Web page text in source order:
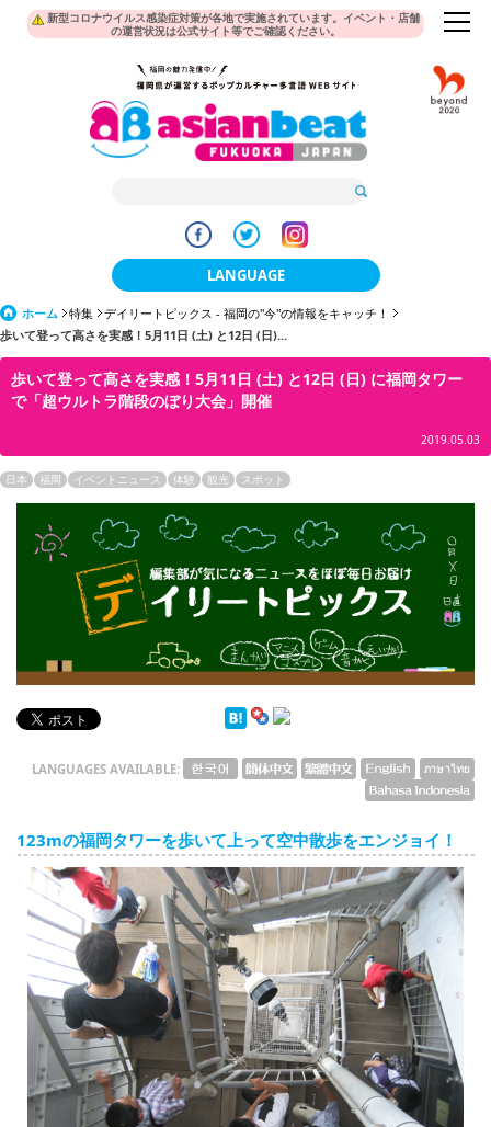
新型コロナウイルス感染症対策が各地で実施されています。イベント・店舗
の運営状況は公式サイト等でご確認ください。
LANGUAGE
日本語
한국어
簡体中文
English
ภาษาไทย
tiéng Viêt
ホーム 特集
デイリートピックス - 福岡の"今"の情報をキャッチ！
歩いて登って高さを実感！5月11日 (土) と12日 (日)...
歩いて登って高さを実感！5月11日 (土) と12日 (日) に福岡タワー
で「超ウルトラ階段のぼり大会」開催
2019.05.03
日本 福岡 イベントニュース 体験 観光 スポット
デイリートピックス
LANGUAGES AVAILABLE:
123mの福岡タワーを歩いて上って空中散歩をエンジョイ！